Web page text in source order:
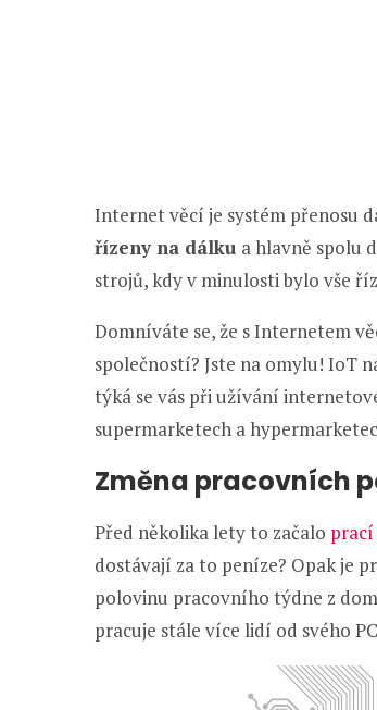
Internet věcí je systém přenosu
řízeny na dálku a hlavně spolu
strojů, kdy v minulosti bylo vše
Domníváte se, že s Internetem
společností? Jste na omylu! IoT
týká se vás při užívání
supermarketech a
Změna pracovních
Před několika lety to začalo
dostávají za to peníze? Opak je
polovinu pracovního týdne z
pracuje stále více lidí od svého